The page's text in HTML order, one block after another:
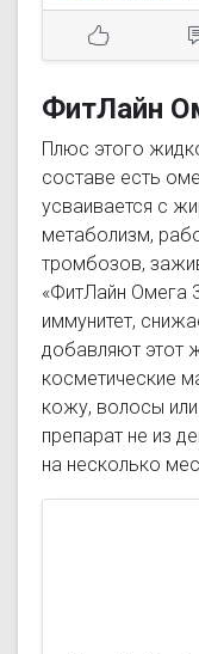
ФитЛайн
Плюс этого
составе есть
усваивается с
метаболизм,
тромбозов,
«ФитЛайн Омега
иммунитет,
добавляют этот
косметические
кожу, волосы или
препарат не из
на несколько